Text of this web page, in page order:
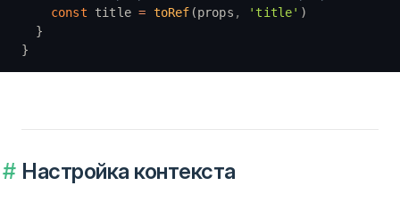
    const
title = toRef (props , 'title' )
  }
}
Настройка контекста